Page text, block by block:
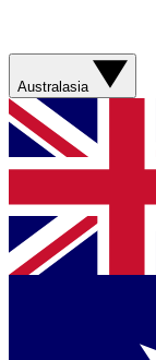
Australasia